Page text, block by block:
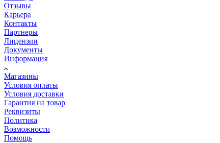
Отзывы
Карьера
Контакты
Партнеры
Лицензии
Документы
Информация
Магазины
Условия оплаты
Условия доставки
Гарантия на товар
Реквизиты
Политика
Возможности
Помощь